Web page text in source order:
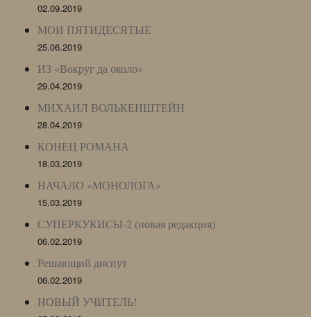
02.09.2019
МОИ ПЯТИДЕСЯТЫЕ
25.06.2019
ИЗ «Вокруг да около»
29.04.2019
МИХАИЛ ВОЛЬКЕНШТЕЙН
28.04.2019
КОНЕЦ РОМАНА
18.03.2019
НАЧАЛО «МОНОЛОГА»
15.03.2019
СУПЕРКУКИСЫ-2 (новая редакция)
06.02.2019
Решающий диспут
06.02.2019
НОВЫЙ УЧИТЕЛЬ!